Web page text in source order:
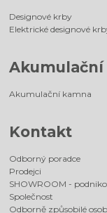
Designové krby
Elektrické designové
Akumulační
Akumulační kamna
Kontakt
Odborný poradce
Prodejci
SHOWROOM -
Společnost
Odborně způsobilé